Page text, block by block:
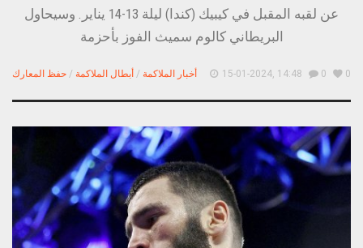
عن لقبه المقبل في كيبيك (كندا) ليلة 13-14 يناير. وسيحاول
البريطاني كالوم سميث الفوز بأحزمة
أخبار الملاكمة / أبطال الملاكمة / حفظ المعارك 15-01-2024, 14:48 0 0